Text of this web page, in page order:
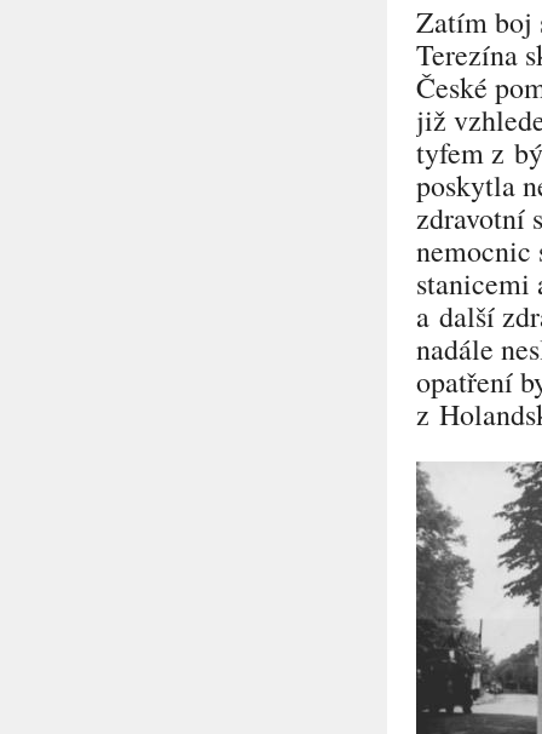
Zatím boj
Terezína
České
již
tyfem z
poskytla
zdravotní
stanicemi
a další
nadále
opatření
z